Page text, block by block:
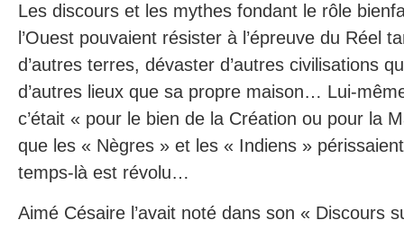
Les discours et les mythes fondant le rôle
l’Ouest pouvaient résister à l’épreuve du Réel
d’autres terres, dévaster d’autres civilisations
d’autres lieux que sa propre maison… Lui-
c’était « pour le bien de la Création ou pour la
que les « Nègres » et les « Indiens »
temps-là est révolu…
Aimé Césaire l’avait noté dans son « Discours